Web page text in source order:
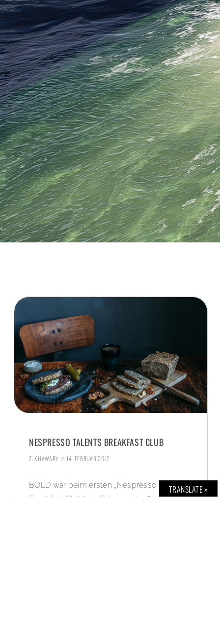
NESPRESSO TALENTS BREAKFAST CLUB
Z. KHAWARY 14. FEBRUAR 2017
BOLD war beim ersten „Nespresso Talents
Breakfast Club“, im Rahmen der 67.
TRANSLATE »